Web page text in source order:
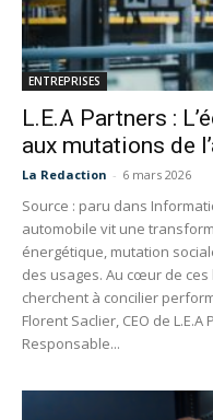
ENTREPRISES
L.E.A Partners :
aux mutations de
La Redaction - 6 mars 2026
Source : paru dans
automobile vit une
énergétique, mutation
des usages. Au cœur de
cherchent à concilier
Florent Saclier, CEO de
Responsable...